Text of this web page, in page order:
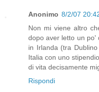
Anonimo 8/2/07
Non mi viene altro
dopo aver letto un po'
in Irlanda (tra
Italia con uno
di vita decisamente
Rispondi